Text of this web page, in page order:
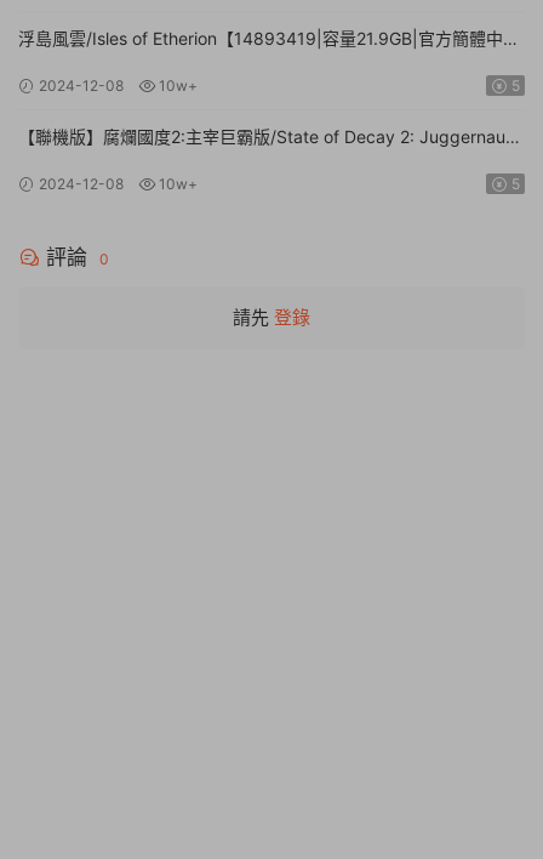
浮島風雲/Isles of Etherion【14893419|容量21.9GB|官方簡體中
2024-12-08 10w+ 5
【聯機版】腐爛國度2:主宰巨霸版/State of Decay 2: Juggernaut
2024-12-08 10w+ 5
評論 0
請先 登錄